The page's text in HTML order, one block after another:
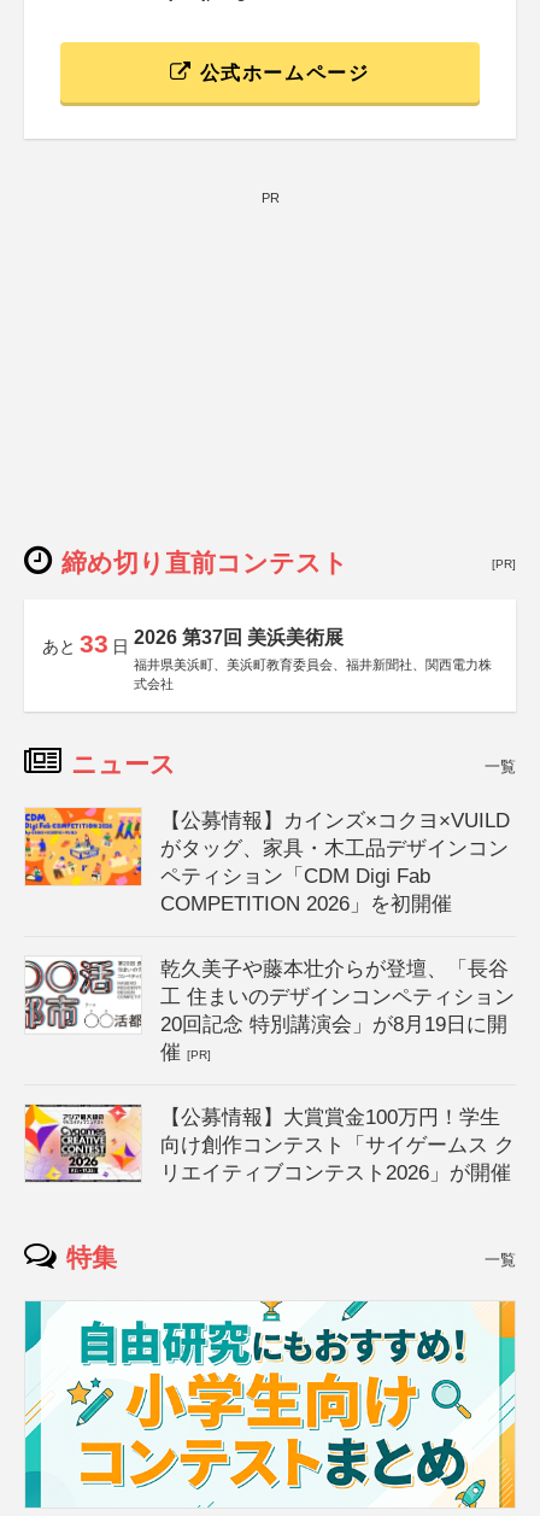
公式ホームページ
PR
締め切り直前コンテスト [PR]
あと 33 日 2026 第37回 美浜美術展
福井県美浜町、美浜町教育委員会、福井新聞社、関西電力株
式会社
ニュース 一覧
【公募情報】カインズ×コクヨ×VUILD
がタッグ、家具・木工品デザインコン
ペティション「CDM Digi Fab
COMPETITION 2026」を初開催
乾久美子や藤本壮介らが登壇、「長谷
工 住まいのデザインコンペティション
20回記念 特別講演会」が8月19日に開
催[PR]
【公募情報】大賞賞金100万円！学生
向け創作コンテスト「サイゲームス ク
リエイティブコンテスト2026」が開催
特集 一覧